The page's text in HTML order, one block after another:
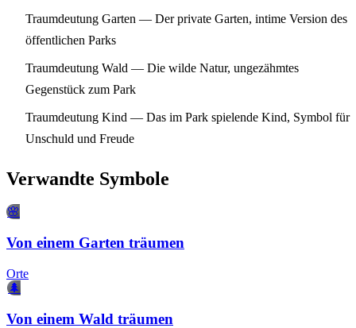
Traumdeutung Garten — Der private Garten, intime Version des
öffentlichen Parks
Traumdeutung Wald — Die wilde Natur, ungezähmtes
Gegenstück zum Park
Traumdeutung Kind — Das im Park spielende Kind, Symbol für
Unschuld und Freude
Verwandte Symbole
🌸
Von einem Garten träumen
Orte
🌲
Von einem Wald träumen